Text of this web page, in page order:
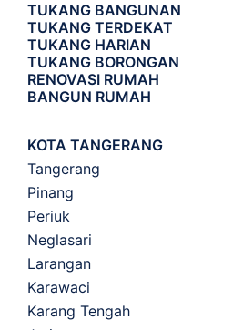
TUKANG BANGUNAN
TUKANG TERDEKAT
TUKANG HARIAN
TUKANG BORONGAN
RENOVASI RUMAH
BANGUN RUMAH
KOTA TANGERANG
Tangerang
Pinang
Periuk
Neglasari
Larangan
Karawaci
Karang Tengah